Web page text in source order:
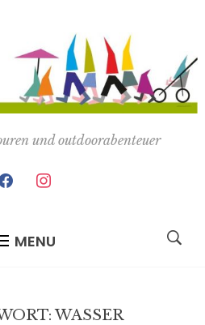
und outdoorabenteuer
instagram
MENU
WASSER